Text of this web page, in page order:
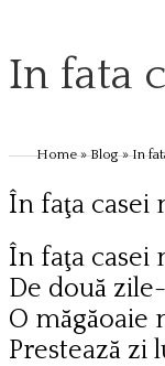
In fata
Home»Blog» In
În faţa casei
În faţa casei
De două
O măgăoaie
Prestează zi